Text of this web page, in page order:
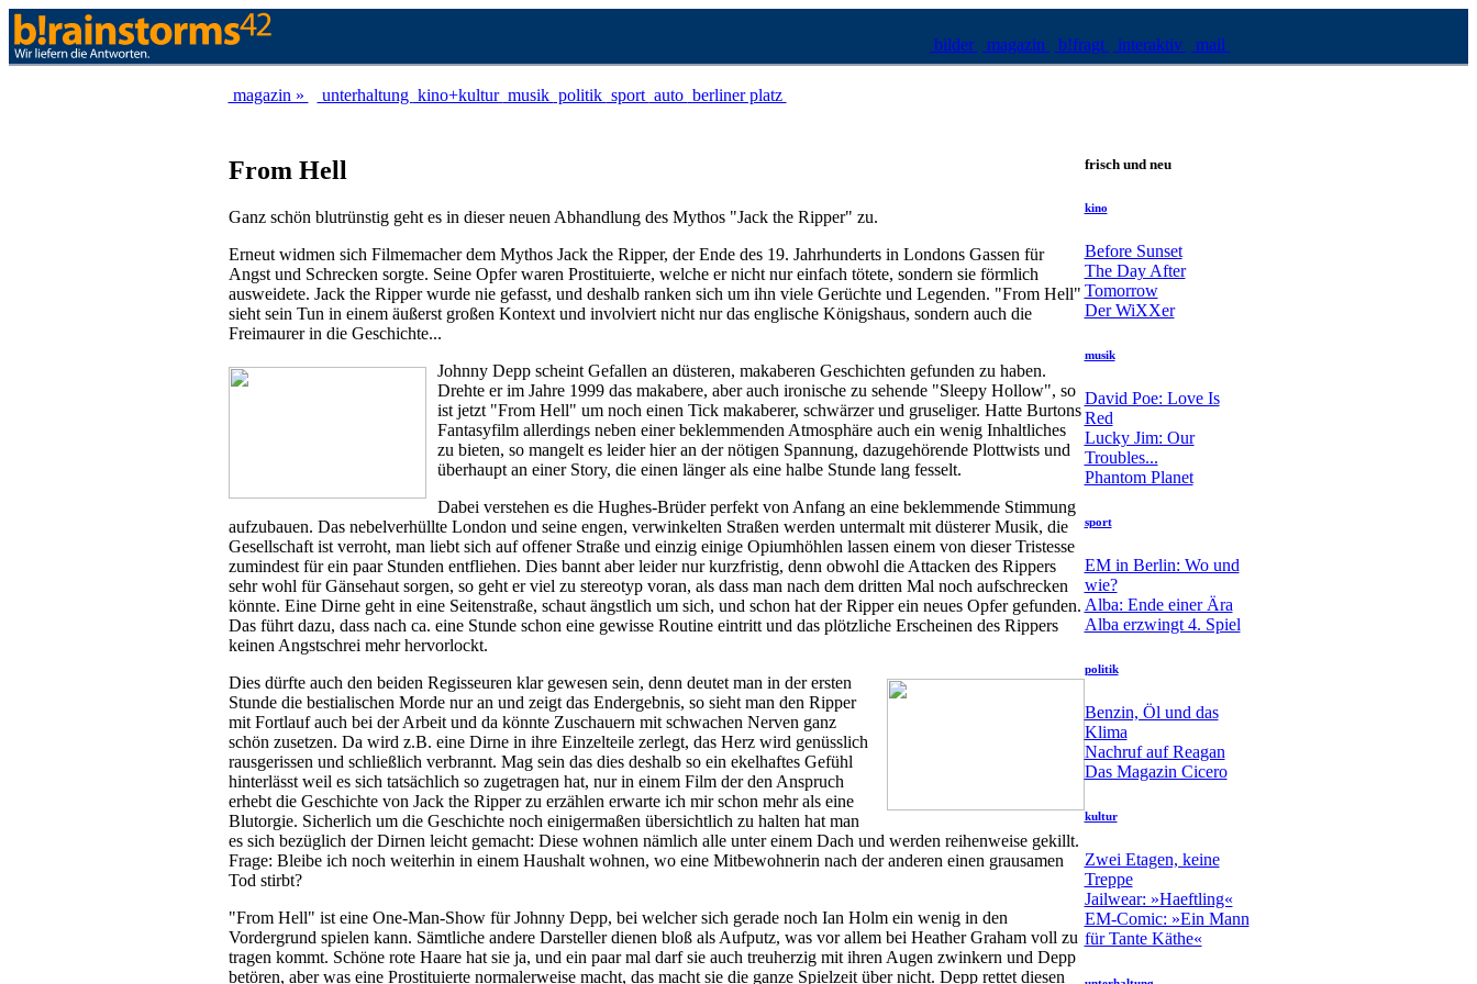
bilder magazin b!fragt interaktiv mail
magazin » unterhaltung kino+kultur musik politik sport auto berliner platz
From Hell
Ganz schön blutrünstig geht es in dieser neuen Abhandlung des Mythos "Jack the Ripper" zu.
Erneut widmen sich Filmemacher dem Mythos Jack the Ripper, der Ende des 19. Jahrhunderts in Londons Gassen für
Angst und Schrecken sorgte. Seine Opfer waren Prostituierte, welche er nicht nur einfach tötete, sondern sie förmlich
ausweidete. Jack the Ripper wurde nie gefasst, und deshalb ranken sich um ihn viele Gerüchte und Legenden. "From Hell"
sieht sein Tun in einem äußerst großen Kontext und involviert nicht nur das englische Königshaus, sondern auch die
Freimaurer in die Geschichte...
Johnny Depp scheint Gefallen an düsteren, makaberen Geschichten gefunden zu haben.
Drehte er im Jahre 1999 das makabere, aber auch ironische zu sehende "Sleepy Hollow", so
ist jetzt "From Hell" um noch einen Tick makaberer, schwärzer und gruseliger. Hatte Burtons
Fantasyfilm allerdings neben einer beklemmenden Atmosphäre auch ein wenig Inhaltliches
zu bieten, so mangelt es leider hier an der nötigen Spannung, dazugehörende Plottwists und
überhaupt an einer Story, die einen länger als eine halbe Stunde lang fesselt.
Dabei verstehen es die Hughes-Brüder perfekt von Anfang an eine beklemmende Stimmung
aufzubauen. Das nebelverhüllte London und seine engen, verwinkelten Straßen werden untermalt mit düsterer Musik, die
Gesellschaft ist verroht, man liebt sich auf offener Straße und einzig einige Opiumhöhlen lassen einem von dieser Tristesse
zumindest für ein paar Stunden entfliehen. Dies bannt aber leider nur kurzfristig, denn obwohl die Attacken des Rippers
sehr wohl für Gänsehaut sorgen, so geht er viel zu stereotyp voran, als dass man nach dem dritten Mal noch aufschrecken
könnte. Eine Dirne geht in eine Seitenstraße, schaut ängstlich um sich, und schon hat der Ripper ein neues Opfer gefunden.
Das führt dazu, dass nach ca. eine Stunde schon eine gewisse Routine eintritt und das plötzliche Erscheinen des Rippers
keinen Angstschrei mehr hervorlockt.
Dies dürfte auch den beiden Regisseuren klar gewesen sein, denn deutet man in der ersten
Stunde die bestialischen Morde nur an und zeigt das Endergebnis, so sieht man den Ripper
mit Fortlauf auch bei der Arbeit und da könnte Zuschauern mit schwachen Nerven ganz
schön zusetzen. Da wird z.B. eine Dirne in ihre Einzelteile zerlegt, das Herz wird genüsslich
rausgerissen und schließlich verbrannt. Mag sein das dies deshalb so ein ekelhaftes Gefühl
hinterlässt weil es sich tatsächlich so zugetragen hat, nur in einem Film der den Anspruch
erhebt die Geschichte von Jack the Ripper zu erzählen erwarte ich mir schon mehr als eine
Blutorgie. Sicherlich um die Geschichte noch einigermaßen übersichtlich zu halten hat man
es sich bezüglich der Dirnen leicht gemacht: Diese wohnen nämlich alle unter einem Dach und werden reihenweise gekillt.
Frage: Bleibe ich noch weiterhin in einem Haushalt wohnen, wo eine Mitbewohnerin nach der anderen einen grausamen
Tod stirbt?
"From Hell" ist eine One-Man-Show für Johnny Depp, bei welcher sich gerade noch Ian Holm ein wenig in den
Vordergrund spielen kann. Sämtliche andere Darsteller dienen bloß als Aufputz, was vor allem bei Heather Graham voll zu
tragen kommt. Schöne rote Haare hat sie ja, und ein paar mal darf sie auch treuherzig mit ihren Augen zwinkern und Depp
betören, aber was eine Prostituierte normalerweise macht, das macht sie die ganze Spielzeit über nicht. Depp rettet diesen
frisch und neu
kino
Before Sunset
The Day After
Tomorrow
Der WiXXer
musik
David Poe: Love Is
Red
Lucky Jim: Our
Troubles...
Phantom Planet
sport
EM in Berlin: Wo und
wie?
Alba: Ende einer Ära
Alba erzwingt 4. Spiel
politik
Benzin, Öl und das
Klima
Nachruf auf Reagan
Das Magazin Cicero
kultur
Zwei Etagen, keine
Treppe
Jailwear: »Haeftling«
EM-Comic: »Ein Mann
für Tante Käthe«